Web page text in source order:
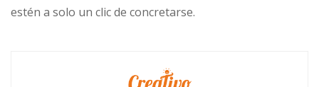
estén a solo un clic de concretarse.